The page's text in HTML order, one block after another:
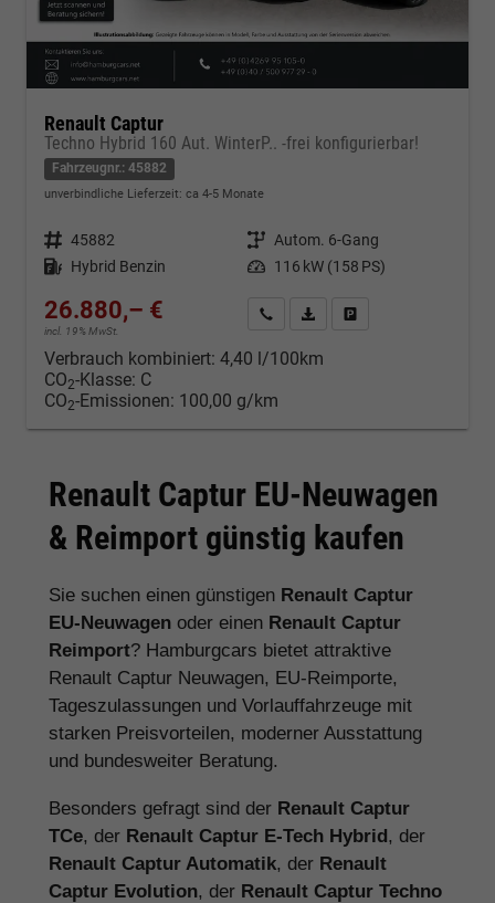
Renault Captur
Techno Hybrid 160 Aut. WinterP.. -frei konfigurierbar!
Fahrzeugnr.: 45882
unverbindliche Lieferzeit: ca 4-5 Monate
Fahrzeugnr. 45882 Getriebe Autom. 6-Gang
Kraftstoff Hybrid Benzin Leistung 116 kW (158 PS)
26.880,– €
incl. 19% MwSt.
Kontakt & Angebot anfordern
PDF-Datei, Fahrzeugexposé
Verbrauch kombiniert: 4,40 l/100km
CO2-Klasse: C
CO2-Emissionen: 100,00 g/km
Renault Captur EU-Neuwagen
& Reimport günstig kaufen
Sie suchen einen günstigen Renault Captur
EU-Neuwagen oder einen Renault Captur
Reimport? Hamburgcars bietet attraktive
Renault Captur Neuwagen, EU-Reimporte,
Tageszulassungen und Vorlauffahrzeuge mit
starken Preisvorteilen, moderner Ausstattung
und bundesweiter Beratung.
Besonders gefragt sind der Renault Captur
TCe, der Renault Captur E-Tech Hybrid, der
Renault Captur Automatik, der Renault
Captur Evolution, der Renault Captur Techno